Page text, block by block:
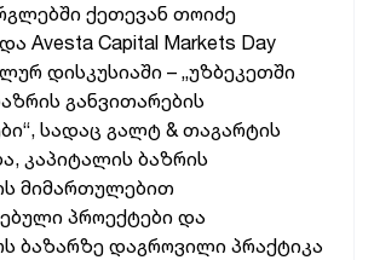
ქეთევან თოიძე
Avesta Capital Markets Day
დისკუსიაში – „უზბეკეთში
განვითარების
სადაც გალტ & თაგარტის
კაპიტალის ბაზრის
მიმართულებით
პროექტები და
ბაზარზე დაგროვილი პრაქტიკა